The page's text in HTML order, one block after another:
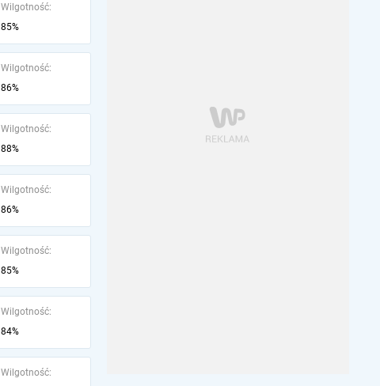
Wilgotność:
85%
Wilgotność:
86%
Wilgotność:
88%
Wilgotność:
86%
Wilgotność:
85%
Wilgotność:
84%
Wilgotność: